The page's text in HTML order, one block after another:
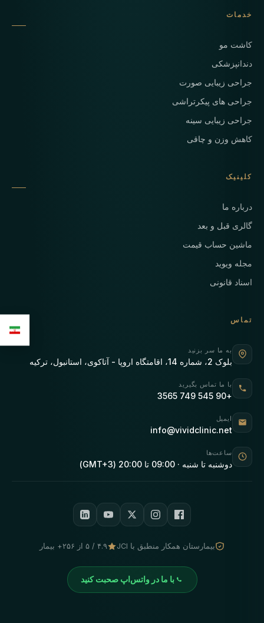
خدمات
کاشت مو
دندانپزشکی
جراحی زیبایی صورت
جراحی های پیکرتراشی
جراحی زیبایی سینه
کاهش وزن و چاقی
کلینیک
درباره ما
گالری قبل و بعد
ماشین حساب قیمت
مجله ویوید
اسناد قانونی
تماس
به ما سر بزنید
بلوک 2، شماره 14، اقامتگاه اروپا - آتاکوی، استانبول، ترکیه
با ما تماس بگیرید
+90 545 749 3565
ایمیل
info@vividclinic.net
ساعت‌ها
دوشنبه تا شنبه · 09:00 تا 20:00 (GMT+3)
بیمارستان همکار منطبق با JCI ۴.۹ / ۵ از ۲۵۶+ بیمار
با ما در واتس‌اپ صحبت کنید